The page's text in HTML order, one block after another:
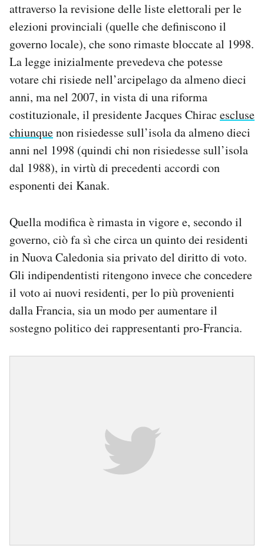
attraverso la revisione delle liste elettorali per le
elezioni provinciali (quelle che definiscono il
governo locale), che sono rimaste bloccate al 1998.
La legge inizialmente prevedeva che potesse
votare chi risiede nell’arcipelago da almeno dieci
anni, ma nel 2007, in vista di una riforma
costituzionale, il presidente Jacques Chirac escluse
chiunquenon risiedesse sull’isola da almeno dieci
anni nel 1998 (quindi chi non risiedesse sull’isola
dal 1988), in virtù di precedenti accordi con
esponenti dei Kanak.
Quella modifica è rimasta in vigore e, secondo il
governo, ciò fa sì che circa un quinto dei residenti
in Nuova Caledonia sia privato del diritto di voto.
Gli indipendentisti ritengono invece che concedere
il voto ai nuovi residenti, per lo più provenienti
dalla Francia, sia un modo per aumentare il
sostegno politico dei rappresentanti pro-Francia.